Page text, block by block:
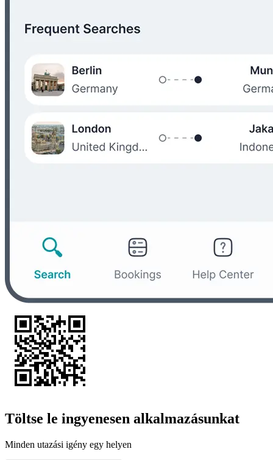
Töltse le ingyenesen alkalmazásunkat
Minden utazási igény egy helyen